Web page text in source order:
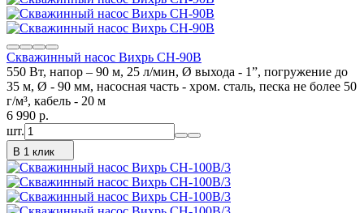
Скважинный насос Вихрь СН-90В
550 Вт, напор – 90 м, 25 л/мин, Ø выхода - 1”, погружение до
35 м, Ø - 90 мм, насосная часть - хром. сталь, песка не более 50
г/м³, кабель - 20 м
6 990 p.
шт.
В 1 клик